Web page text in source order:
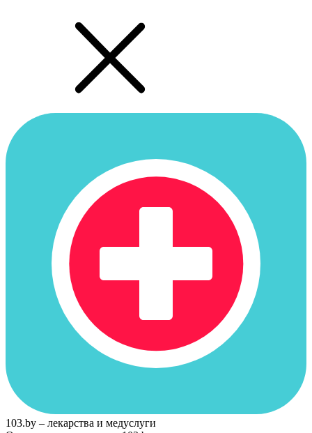
103.by – лекарства и медуслуги